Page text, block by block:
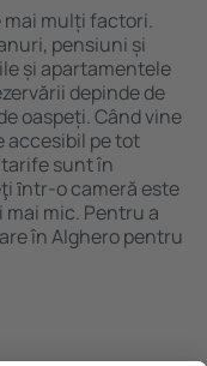
mai mulți factori.
pensiuni și
și apartamentele
depinde de
oaspeți. Când vine
accesibil pe tot
sunt în
ȋntr-o cameră este
mic. Pentru a
în Alghero pentru